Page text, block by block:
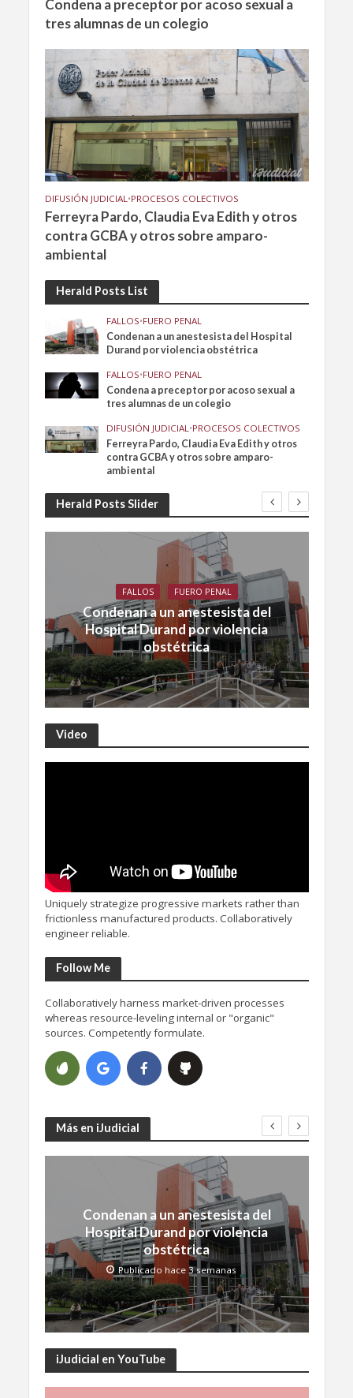
Condena a preceptor por acoso sexual a
tres alumnas de un colegio
DIFUSIÓN JUDICIAL •PROCESOS COLECTIVOS
Ferreyra Pardo, Claudia Eva Edith y otros
contra GCBA y otros sobre amparo-
ambiental
Herald Posts List
FALLOS•FUERO PENAL
Condenan a un anestesista del Hospital
Durand por violencia obstétrica
FALLOS•FUERO PENAL
Condena a preceptor por acoso sexual a
tres alumnas de un colegio
DIFUSIÓN JUDICIAL •PROCESOS COLECTIVOS
Ferreyra Pardo, Claudia Eva Edith y otros
contra GCBA y otros sobre amparo-
ambiental
Herald Posts Slider
FALLOS FUERO PENAL
Condenan a un anestesista del
Hospital Durand por violencia
obstétrica
Video
Uniquely strategize progressive markets rather than
frictionless manufactured products. Collaboratively
engineer reliable.
Follow Me
Collaboratively harness market-driven processes
whereas resource-leveling internal or "organic"
sources. Competently formulate.
Más en iJudicial
Condenan a un anestesista del
Hospital Durand por violencia
obstétrica
Publicado hace 3 semanas
iJudicial en YouTube